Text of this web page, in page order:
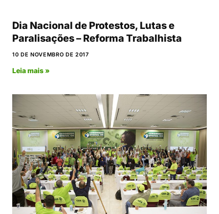
Dia Nacional de Protestos, Lutas e
Paralisações – Reforma Trabalhista
10 DE NOVEMBRO DE 2017
Leia mais »